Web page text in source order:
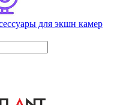
для экшн камер